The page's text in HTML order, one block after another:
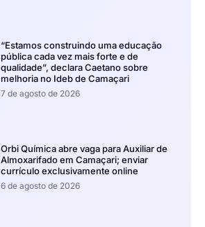
“Estamos construindo uma educação
pública cada vez mais forte e de
qualidade”, declara Caetano sobre
melhoria no Ideb de Camaçari
7 de agosto de 2026
Orbi Química abre vaga para Auxiliar de
Almoxarifado em Camaçari; enviar
currículo exclusivamente online
6 de agosto de 2026